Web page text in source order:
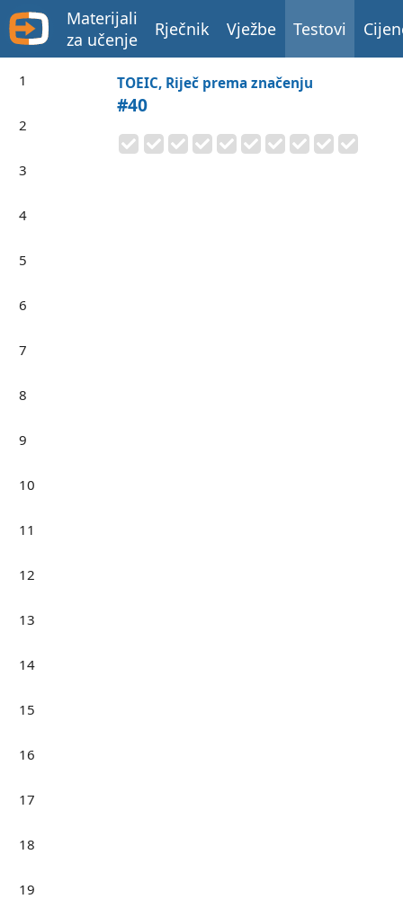
Materijali
za učenje
Rječnik Vježbe Testovi
1
2
3
4
5
6
7
8
9
10
11
12
13
14
15
16
17
18
19
TOEIC, Riječ prema značenju
#40